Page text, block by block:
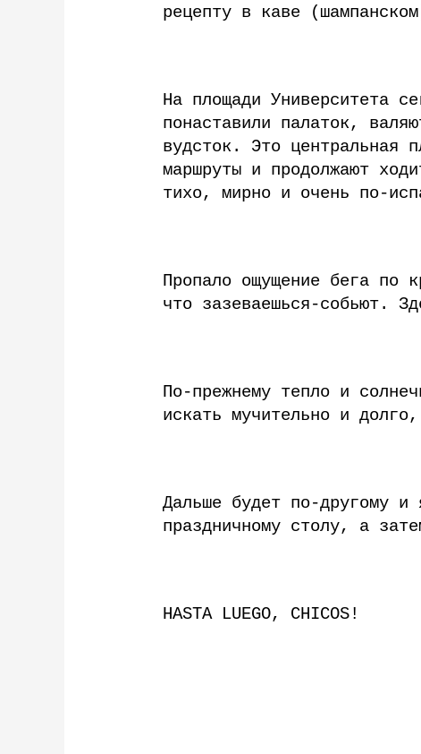
рецепту в каве
На площади Университета
понаставили палаток,
вудсток. Это центральная
маршруты и продолжают
тихо, мирно и очень по-
Пропало ощущение бега по
что зазеваешься-собьют.
По-прежнему тепло и
искать мучительно и
Дальше будет по-другому
праздничному столу, а
HASTA LUEGO, CHICOS!